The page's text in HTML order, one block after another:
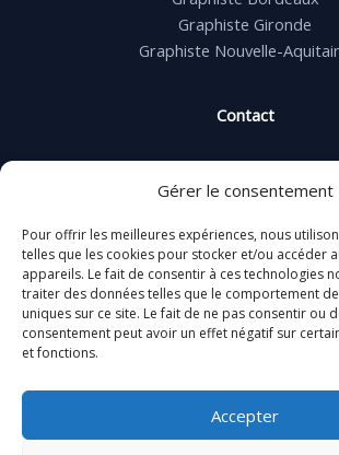
Gérer le consentement
Pour offrir les meilleures expériences, nous
telles que les cookies pour stocker et/ou accéder
appareils. Le fait de consentir à ces technologies
traiter des données telles que le comportement
uniques sur ce site. Le fait de ne pas consentir ou
consentement peut avoir un effet négatif sur
et fonctions.
Accepter
Graphiste Gironde
Graphiste Nouvelle-
Contact
Téléphone : (+33) 6 08 31 95
Siret : 539 570 523 00040
Villenave d'Ornon
Bordeaux – Gironde